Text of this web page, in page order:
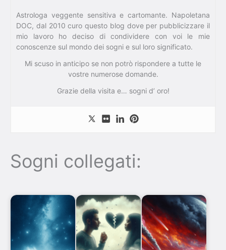
Astrologa veggente sensitiva e cartomante. Napoletana
DOC, dal 2010 curo questo blog dove per pubblicizzare il
mio lavoro ho deciso di condividere con voi le mie
conoscenze sul mondo dei sogni e sul loro significato.
Mi scuso in anticipo se non potrò rispondere a tutte le
vostre numerose domande.
Grazie della visita e… sogni d’ oro!
Sogni collegati: